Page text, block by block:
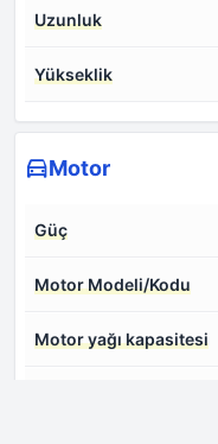
Uzunluk
Yükseklik
Motor
Güç
Motor Modeli/Kodu
Motor yağı kapasitesi